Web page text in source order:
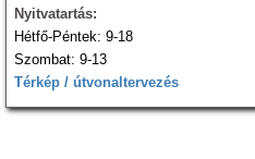
Nyitvatartás:
Hétfő-Péntek: 9-18
Szombat: 9-13
Térkép / útvonaltervezés